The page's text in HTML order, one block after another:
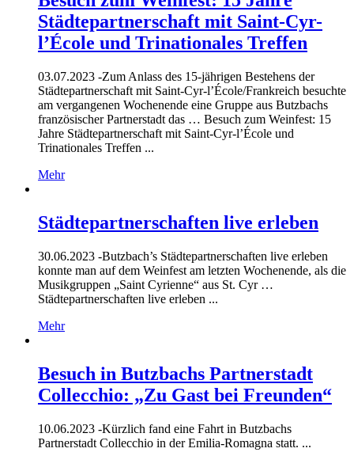
Städtepartnerschaft mit Saint-Cyr-
l’École und Trinationales Treffen
03.07.2023 -Zum Anlass des 15-jährigen Bestehens der
Städtepartnerschaft mit Saint-Cyr-l’École/Frankreich besuchte
am vergangenen Wochenende eine Gruppe aus Butzbachs
französischer Partnerstadt das … Besuch zum Weinfest: 15
Jahre Städtepartnerschaft mit Saint-Cyr-l’École und
Trinationales Treffen ...
Mehr
Städtepartnerschaften live erleben
30.06.2023 -Butzbach’s Städtepartnerschaften live erleben
konnte man auf dem Weinfest am letzten Wochenende, als die
Musikgruppen „Saint Cyrienne“ aus St. Cyr …
Städtepartnerschaften live erleben ...
Mehr
Besuch in Butzbachs Partnerstadt
Collecchio: „Zu Gast bei Freunden“
10.06.2023 -Kürzlich fand eine Fahrt in Butzbachs
Partnerstadt Collecchio in der Emilia-Romagna statt. ...